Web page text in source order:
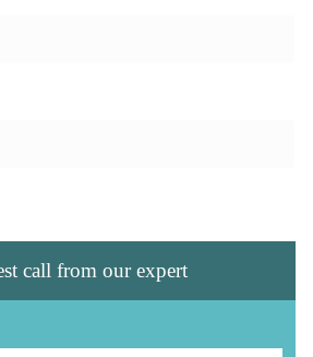
call from our expert